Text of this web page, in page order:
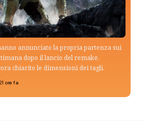
annunciato la propria partenza sui
dopo il lancio del remake.
chiarito le dimensioni dei tagli.
ore fa